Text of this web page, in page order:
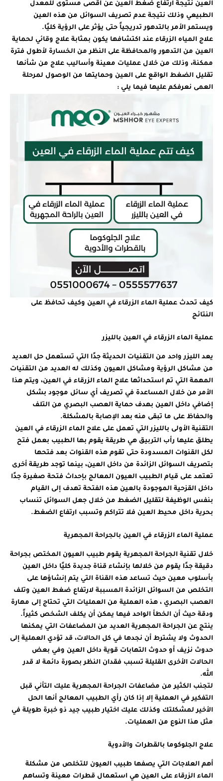
العين نتيجة ارتفاع ضغط العين عن أقصى مستوى للمعدل
الطبيعي وذلك نتيجة عدم تصريف السوائل من هذه العين
ويستمر الأمر بالتدهور تدريجياً حتى يؤثر على الرؤية كليًا.
علاج المياه الزرقاء عند اكتشافها يكون بمثابة علاج وقائي لحماية
العين من التدهور والمحافظة على النظر من الخسارة لأطول فترة
ممكنة، وذلك من خلال عمليات معينة وأساليب علاج من شأنها
تقليل الضغط الواقع على العين وحمايتها من الوصول لمرحلة
العمى نعرفكم عليها فيما يلي :
كيف تحدث عملية الماء الزرقاء في العين وكيف تحافظ على
النتائج
عملية الماء الزرقاء في العين بالليزر
يعد الليزر واحد من التقنيات الحديثة جدًا التي تستعمل حل العديد
من مشاكل الرؤية ومشاكل العيون وكذلك له العديد من التقنيات
المهمة التي تم استحداثها علاج الماء الزرقاء في العين، ويتم هذا
الأمر من خلال المساعدة في تصريف أي سائل موجود بشكل
إضافي داخل العين بهدف حماية العصب البصري من التلف
والحفاظ على ما تبقى منه بعد الإصابة بالمشكلة.
التقنية الأولى بالليزر التي تعمل على علاج الماء الزرقاء في العين
يطلق عليها رأب التربيق هي طريقة يقوم بها الطبيب بعمل فتح
لكل القنوات المسدودة حتى تقوم هذه القنوات بعد فتحها
بتصريف السوائل الزائدة من داخل العين، بينما توجد طريقة أخرى
تعتمد على قيام الطبيب العيون المعالج بإحداث فتحة صغيرة جدًا
داخل القزحية الموجودة بالعين هذه الفتحة تهدف إلى القيام
بنفس الوظيفة لتقليل الضغط من خلال جعل السوائل تنساب
بحرية داخل محيط العين فلا تتراكم وتسبب ارتفاع الضغط.
عملية الماء الزرقاء في العين بالجراحة المجهرية
خلال تقنية الجراحة المجهرية يقوم طبيب العيون المختص بجراحة
دقيقة جدًا يقوم من خلالها بإنشاء قناة جديدة كليًا داخل العين
بأسلوب معين حيث تساعد هذه القناة التي يتم إنشاؤها على
التخلص من السوائل الزائدة المسببة لارتفاع ضغط العين وتلف
العصب البصري ، هذه العملية من العمليات التي تحتاج إلى مهارة
ودقة حيث أن الخطأ الواحد فيها يمكن أن يكلف الشخص كثيراً.
ينتج عن الجراحة المجهرية العديد من المضاعفات التي يمكنها
الحدوث ولا يشترط أن نجدها في كل الحالات، قد تؤدي العملية إلى
حدوث نزيف أو حدوث التهابات قوية داخل العين وفي بعض
الحالات الأخرى القليلة تسبب فقدان النظر بصورة دائمة لا قدر
الله.
لتجنب الكثير من مضاعفات الجراحة المجهرية عليك التأني قبل
التفكير في العملية إلا إذا كان رأي الطبيب المعالج أنها الحل
الأخير لمشكلتك وكذلك عليك اختيار طبيب جيد ذو خبرة طويلة في
مثل هذا النوع من العمليات.
علاج الجلوكوما بالقطرات والأدوية
أهم العلاجات التي يصفها طبيب العيون للتخلص من مشكلة
الماء الزرقاء على العين هي استعمال قطرات معينة وتساهم